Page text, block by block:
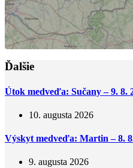
Ďalšie
Útok medveďa: Sučany – 9. 8.
10. augusta 2026
Výskyt medveďa: Martin – 8.
9. augusta 2026